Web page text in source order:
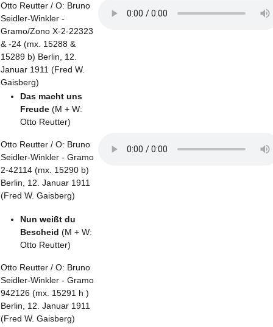
Otto Reutter / O: Bruno
Seidler-Winkler -
Gramo/Zono X-2-22323
& -24 (mx. 15288 &
15289 b) Berlin, 12.
Januar 1911 (Fred W.
Gaisberg)
Das macht uns
Freude (M + W:
Otto Reutter)
Otto Reutter / O: Bruno
Seidler-Winkler - Gramo
2-42114 (mx. 15290 b)
Berlin, 12. Januar 1911
(Fred W. Gaisberg)
Nun weißt du
Bescheid (M + W:
Otto Reutter)
Otto Reutter / O: Bruno
Seidler-Winkler - Gramo
942126 (mx. 15291 h )
Berlin, 12. Januar 1911
(Fred W. Gaisberg)